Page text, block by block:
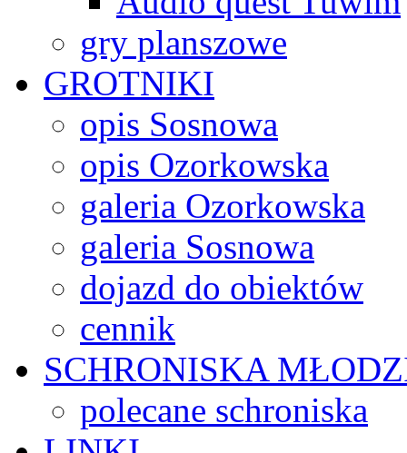
gry planszowe
GROTNIKI
opis Sosnowa
opis Ozorkowska
galeria Ozorkowska
galeria Sosnowa
dojazd do obiektów
cennik
SCHRONISKA
polecane schroniska